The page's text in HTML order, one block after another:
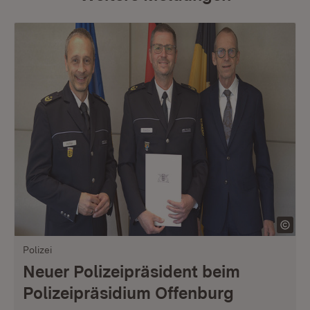
Polizei
Neuer Polizeipräsident beim
Polizeipräsidium Offenburg